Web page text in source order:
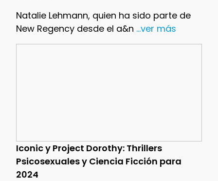
Natalie Lehmann, quien ha sido parte de
New Regency desde el a&n ...ver más
Iconic y Project Dorothy: Thrillers
Psicosexuales y Ciencia Ficción para
2024